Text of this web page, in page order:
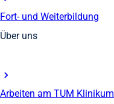
Fort- und Weiterbildung
Über uns
Arbeiten am TUM Klinikum